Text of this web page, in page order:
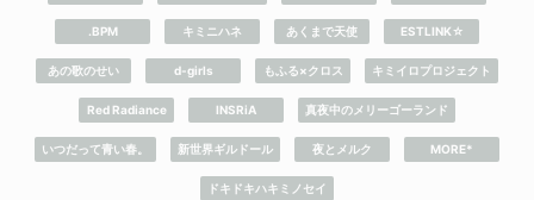
.BPM キミニハネ あくまで天使 ESTLINK☆
あの歌のせい d-girls もふる×クロス キミイロプロジェクト
Red Radiance INSRiA 真夜中のメリーゴーランド
いつだって青い春。 新世界ギルドール 夜とメルク MORE*
ドキドキハキミノセイ